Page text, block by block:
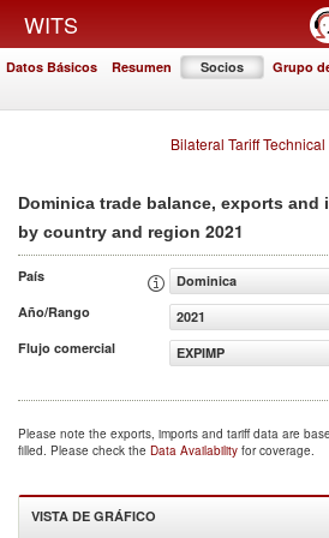
WITS
Datos Básicos Resumen Socios Grupo
Bilateral Tariff
Dominica trade balance, exports and
by country and region 2021
País
Dominica
Año/Rango
2021
Flujo comercial
EXPIMP
Please note the exports, imports and tariff data are
filled. Please check the Data Availability for coverage.
VISTA DE GRÁFICO